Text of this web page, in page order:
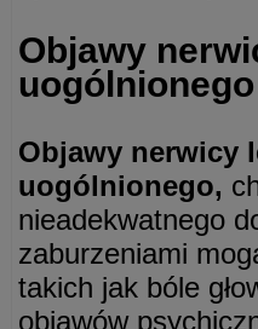
Objawy
uogólnionego
Objawy nerwicy
uogólnionego,
nieadekwatnego
zaburzeniami
takich jak bóle
objawów